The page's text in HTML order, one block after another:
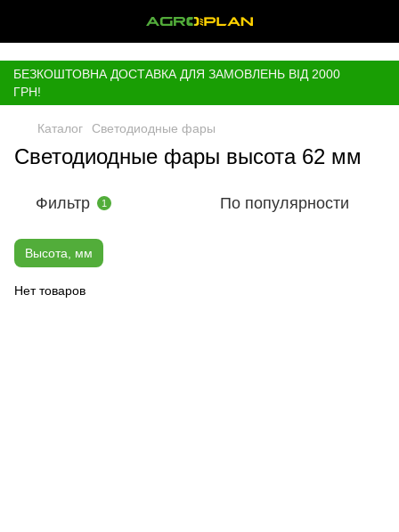
БЕЗКОШТОВНА ДОСТАВКА ДЛЯ ЗАМОВЛЕНЬ ВІД 2000
ГРН!
Каталог Светодиодные фары
Светодиодные фары высота 62 мм
Фильтр 1 По популярности
Высота, мм
Нет товаров